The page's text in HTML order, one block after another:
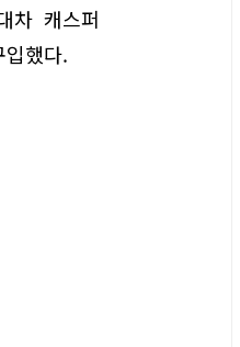
차 캐스퍼
했다.